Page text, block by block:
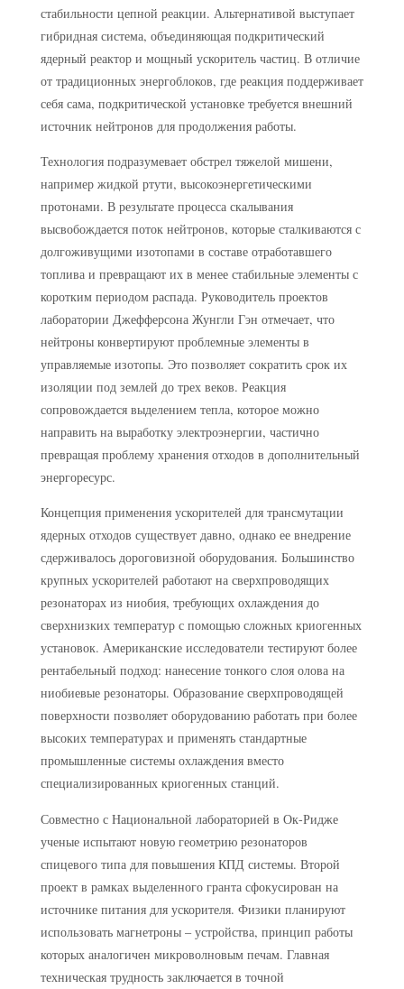
стабильности цепной реакции. Альтернативой выступает
гибридная система, объединяющая подкритический
ядерный реактор и мощный ускоритель частиц. В отличие
от традиционных энергоблоков, где реакция поддерживает
себя сама, подкритической установке требуется внешний
источник нейтронов для продолжения работы.
Технология подразумевает обстрел тяжелой мишени,
например жидкой ртути, высокоэнергетическими
протонами. В результате процесса скалывания
высвобождается поток нейтронов, которые сталкиваются с
долгоживущими изотопами в составе отработавшего
топлива и превращают их в менее стабильные элементы с
коротким периодом распада. Руководитель проектов
лаборатории Джефферсона Жунгли Гэн отмечает, что
нейтроны конвертируют проблемные элементы в
управляемые изотопы. Это позволяет сократить срок их
изоляции под землей до трех веков. Реакция
сопровождается выделением тепла, которое можно
направить на выработку электроэнергии, частично
превращая проблему хранения отходов в дополнительный
энергоресурс.
Концепция применения ускорителей для трансмутации
ядерных отходов существует давно, однако ее внедрение
сдерживалось дороговизной оборудования. Большинство
крупных ускорителей работают на сверхпроводящих
резонаторах из ниобия, требующих охлаждения до
сверхнизких температур с помощью сложных криогенных
установок. Американские исследователи тестируют более
рентабельный подход: нанесение тонкого слоя олова на
ниобиевые резонаторы. Образование сверхпроводящей
поверхности позволяет оборудованию работать при более
высоких температурах и применять стандартные
промышленные системы охлаждения вместо
специализированных криогенных станций.
Совместно с Национальной лабораторией в Ок-Ридже
ученые испытают новую геометрию резонаторов
спицевого типа для повышения КПД системы. Второй
проект в рамках выделенного гранта сфокусирован на
источнике питания для ускорителя. Физики планируют
использовать магнетроны – устройства, принцип работы
которых аналогичен микроволновым печам. Главная
техническая трудность заключается в точной